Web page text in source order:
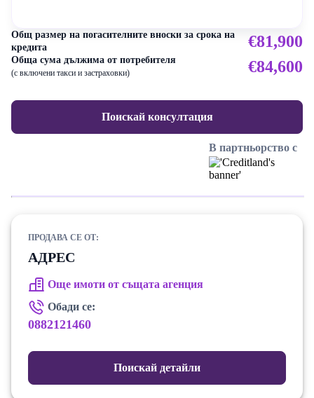
Общ размер на погасителните вноски за срока на
кредита
€81,900
Обща сума дължима от потребителя
(с включени такси и застраховки) €84,600
Поискай консултация
В партньорство с
ПРОДАВА СЕ ОТ:
АДРЕС
Още имоти от същата агенция
Обади се:
0882121460
Поискай детайли